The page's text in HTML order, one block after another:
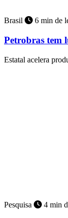
Brasil 6 min de
Petrobras tem
Estatal acelera
Pesquisa 4 min